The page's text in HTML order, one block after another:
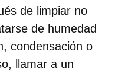
de limpiar no
de humedad
condensación o
llamar a un